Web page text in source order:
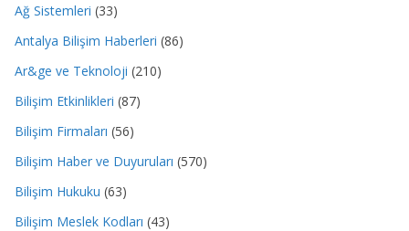
Ağ Sistemleri (33)
Antalya Bilişim Haberleri (86)
Ar&ge ve Teknoloji (210)
Bilişim Etkinlikleri (87)
Bilişim Firmaları (56)
Bilişim Haber ve Duyuruları (570)
Bilişim Hukuku (63)
Bilişim Meslek Kodları (43)